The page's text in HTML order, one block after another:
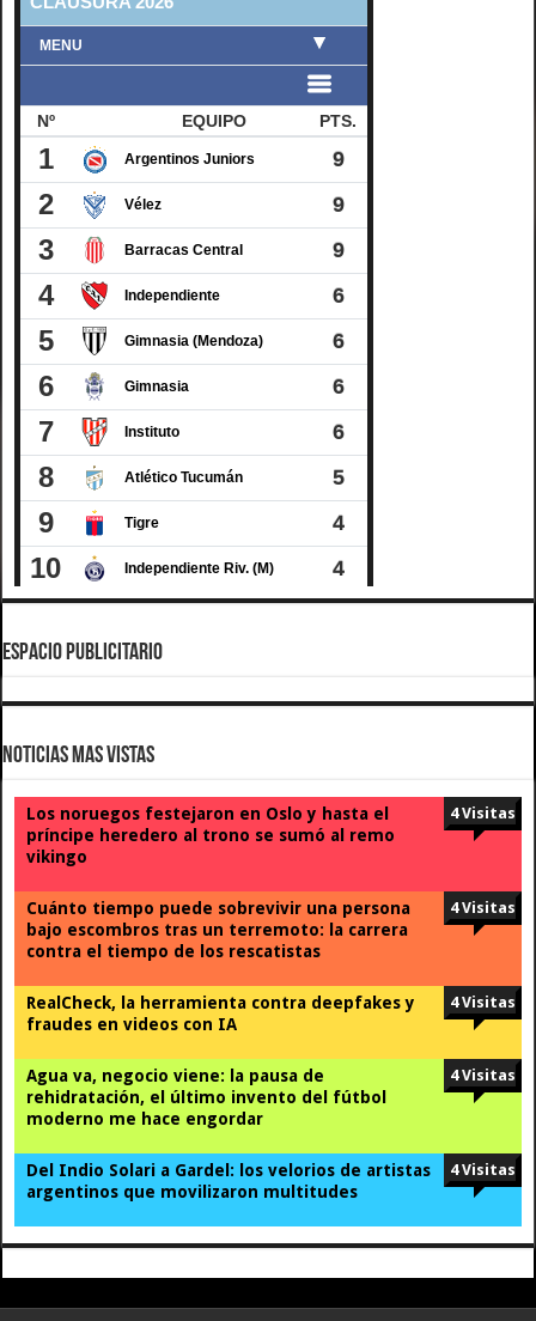
ESPACIO PUBLICITARIO
Noticias Mas Vistas
Los noruegos festejaron en Oslo y hasta el
príncipe heredero al trono se sumó al remo
vikingo
4 Visitas
Cuánto tiempo puede sobrevivir una persona
bajo escombros tras un terremoto: la carrera
contra el tiempo de los rescatistas
4 Visitas
RealCheck, la herramienta contra deepfakes y
fraudes en videos con IA
4 Visitas
Agua va, negocio viene: la pausa de
rehidratación, el último invento del fútbol
moderno me hace engordar
4 Visitas
Del Indio Solari a Gardel: los velorios de artistas
argentinos que movilizaron multitudes
4 Visitas